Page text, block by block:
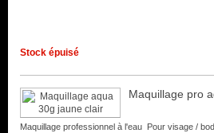
Stock épuisé
Maquillage pro
Maquillage professionnel à l'eau Pour visage /